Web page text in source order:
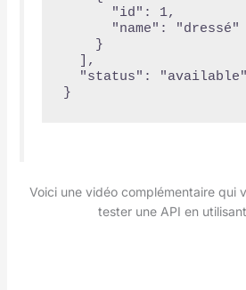
}
Voici une vidéo complémentaire qui
tester une API en